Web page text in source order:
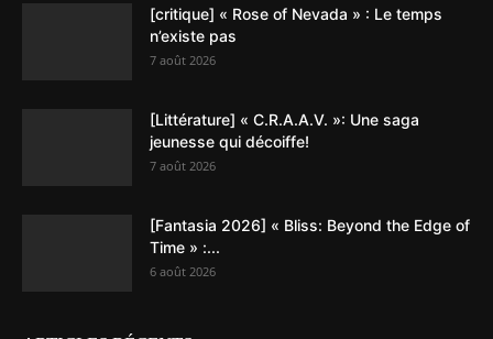
[critique] « Rose of Nevada » : Le temps
n’existe pas
7 août 2026
[Littérature] « C.R.A.A.V. »: Une saga
jeunesse qui décoiffe!
7 août 2026
[Fantasia 2026] « Bliss: Beyond the Edge of
Time » :...
6 août 2026